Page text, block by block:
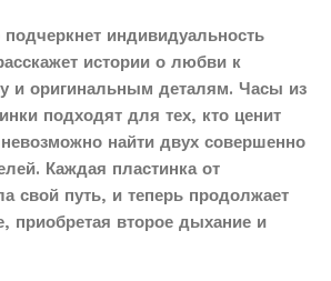
индивидуальность
истории о любви к
и оригинальным деталям. Часы из
подходят для тех, кто ценит
найти двух совершенно
Каждая пластинка от
свой путь, и теперь продолжает
приобретая второе дыхание и